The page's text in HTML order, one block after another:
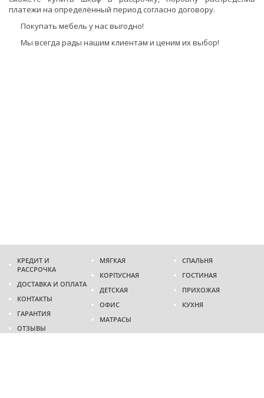
платежи на определённый период согласно договору.
Покупать мебель у нас выгодно!
Мы всегда рады нашим клиентам и ценим их выбор!
КРЕДИТ И
РАССРОЧКА
ДОСТАВКА И ОПЛАТА
КОНТАКТЫ
ГАРАНТИЯ
ОТЗЫВЫ
МЯГКАЯ
КОРПУСНАЯ
ДЕТСКАЯ
ОФИС
МАТРАСЫ
СПАЛЬНЯ
ГОСТИНАЯ
ПРИХОЖАЯ
КУХНЯ